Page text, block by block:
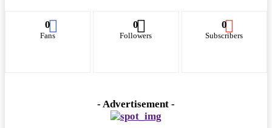
0
Fans
0
Followers
0
Subscribers
- Advertisement -